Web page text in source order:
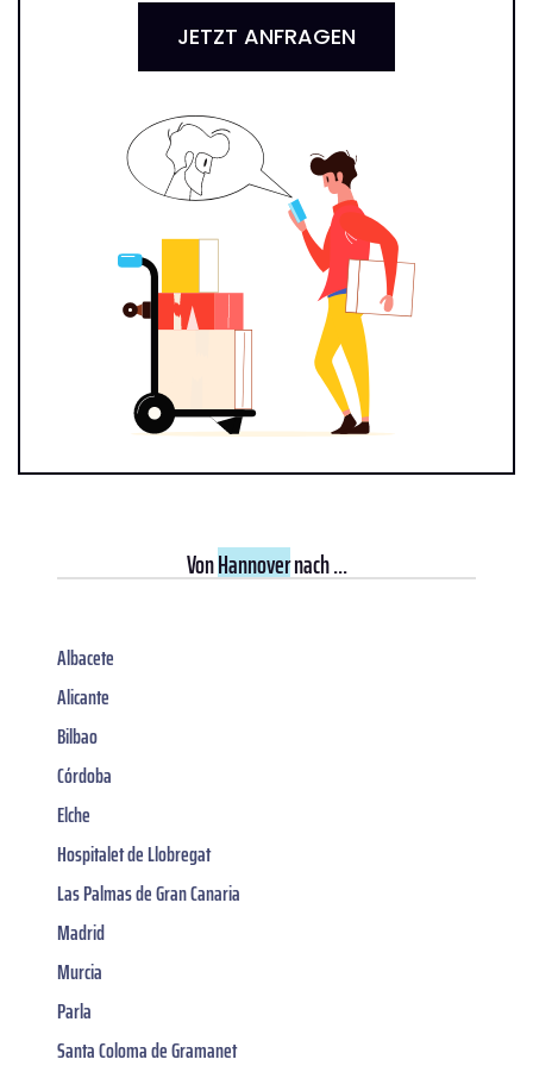
JETZT ANFRAGEN
VonHannovernach ...
Albacete
Alicante
Bilbao
Córdoba
Elche
Hospitalet de Llobregat
Las Palmas de Gran Canaria
Madrid
Murcia
Parla
Santa Coloma de Gramanet